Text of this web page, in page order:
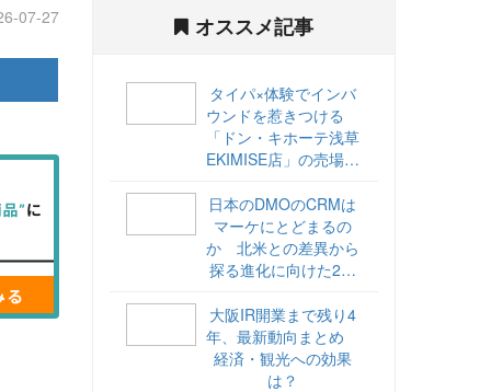
07-27 オススメ記事
タイパ×体験でインバ
ウンドを惹きつける
「ドン・キホーテ浅草
EKIMISE店」の売場づ
日本のDMOのCRMは
マーケにとどまるの
か 北米との差異から
探る進化に向けた2ス
海外DMOのリアル
vol.6】
大阪IR開業まで残り4
年、最新動向まとめ
経済・観光への効果
は？